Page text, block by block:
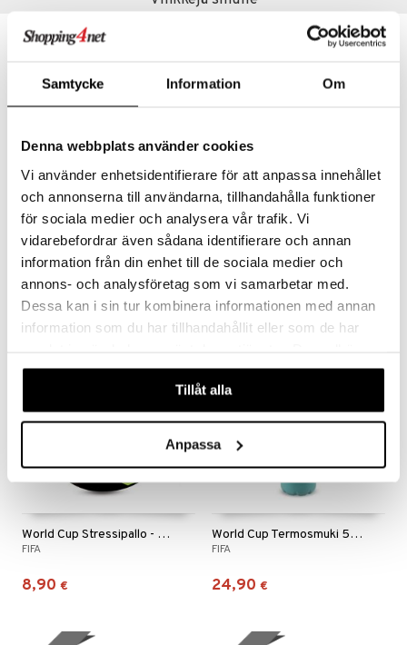
Samtycke Information Om
Denna webbplats använder cookies
Vi använder enhetsidentifierare för att anpassa innehållet
och annonserna till användarna, tillhandahålla funktioner
för sociala medier och analysera vår trafik. Vi
vidarebefordrar även sådana identifierare och annan
information från din enhet till de sociala medier och
annons- och analysföretag som vi samarbetar med.
Dessa kan i sin tur kombinera informationen med annan
information som du har tillhandahållit eller som de har
våra cookies vid fortsatt användande av vår webbplats.
Tillåt alla
Anpassa
World Cup Sigma Koko 5 Amplify
FIFA
22,90 €
uutuus
FIFA
8,90 €
World Cup Stressipallo - Musta
FIFA
8,90 €
World Cup Termosmuki 500 ml Sininen
FIFA
24,90 €